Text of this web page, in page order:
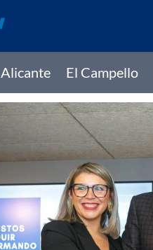
Alicante El Campello